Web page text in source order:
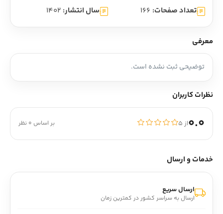
تعداد صفحات: 166 سال انتشار: 1402
معرفی
توضیحی ثبت نشده است.
نظرات کاربران
0.0از ۵ بر اساس 0 نظر
خدمات و ارسال
ارسال سریع
ارسال به سراسر کشور در کمترین زمان